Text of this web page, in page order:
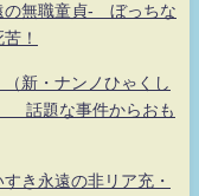
無職童貞- ぼっちな
！
新・ナンノひゃくし
話題な事件からおも
き永遠の非リア充・